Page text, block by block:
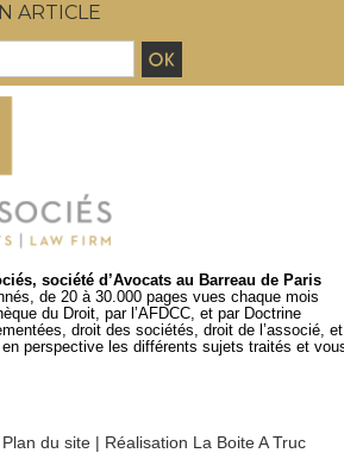
ARTICLE
société d’Avocats au Barreau de Paris
de 20 à 30.000 pages vues chaque mois
du Droit, par l’AFDCC, et par Doctrine
droit des sociétés, droit de l’associé,
perspective les différents sujets traités et
Plan du site | Réalisation La Boite A Truc